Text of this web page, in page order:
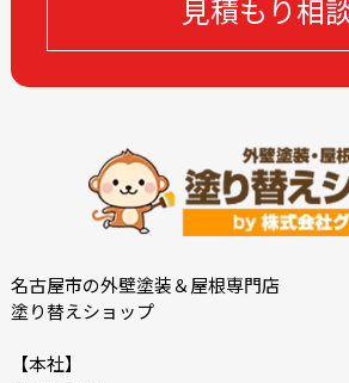
2023-02
2022-12
2022-08
2022-06
2022-04
2022-02
2021-12
見積もり相
名古屋市の外壁塗装＆屋根専門店
塗り替えショップ
【本社】